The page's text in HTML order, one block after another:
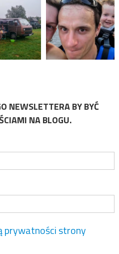
NEWSLETTERA BY BYĆ
NA BLOGU.
prywatności strony